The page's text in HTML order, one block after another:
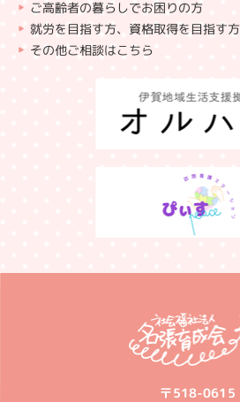
ご高齢者の暮らしでお困りの方
就労を目指す方、資格取得を目指す方
その他ご相談はこちら
〒518-0615